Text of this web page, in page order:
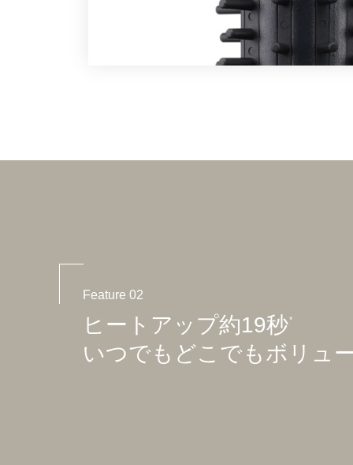
Feature 02
ヒートアップ約19秒*
いつでもどこでもボリュ